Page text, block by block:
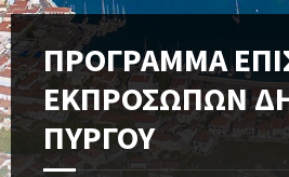
ΠΡΟΓΡΑΜΜΑ
ΕΚΠΡΟΣΩΠΩΝ
ΠΥΡΓΟΥ